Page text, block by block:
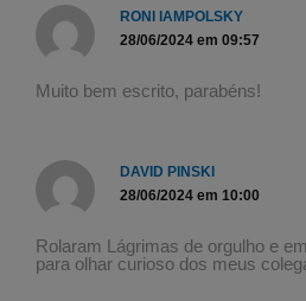
RONI IAMPOLSKY
28/06/2024 em 09:57
Muito bem escrito, parabéns!
DAVID PINSKI
28/06/2024 em 10:00
Rolaram Lágrimas de orgulho e
para olhar curioso dos meus